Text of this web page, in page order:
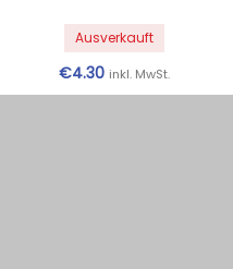
Ausverkauft
€4.30 inkl. MwSt.